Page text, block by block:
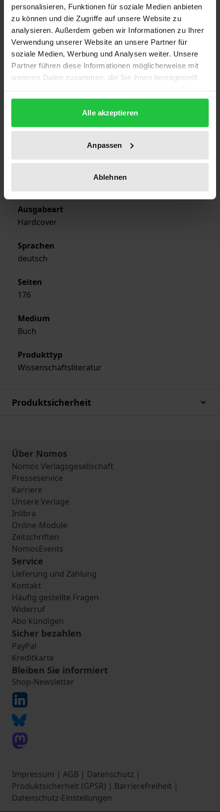
personalisieren, Funktionen für soziale Medien anbieten
zu können und die Zugriffe auf unsere Website zu
analysieren. Außerdem geben wir Informationen zu Ihrer
Verwendung unserer Website an unsere Partner für
soziale Medien, Werbung und Analysen weiter. Unsere
Partner führen diese Informationen möglicherweise mit
weiteren Daten zusammen, die Sie ihnen bereitgestellt
gesammelt haben.
Alle akzeptieren
Anpassen
Ablehnen
ISBN
978-3-89665-217-1
Untertitel
Reprint of the first edition from 1897. Mit einem
neuen Vorwort von Walter Burkert und einer
revidierten Bibliographie von Daniela de Cecco
Erscheinungsdatum
Ausgabeart
Hardcover
Sprachen
deutsch
Seiten
176
Medium
Buch
Produkttyp
Wissenschaftsliteratur
Produktsicherheit
Über Nomos
Nomos Verlagsgesellschaft
Presseservice
Karriere
Unsere Verlage
Inlibra
Online-Module
Zeitschriften
NomosEvents
Service
Lieferung und Zahlung
Kontakt
Häufig gestellte Fragen
Widerruf
Abo kündigen
Sicher bezahlen
PayPal
Kreditkarte
Bleiben Sie informiert
Shop-Newsletter
Impressum | AGB | Datenschutz |
Produktsicherheit (GPSR) | Barrierefreiheit |
Datenschutz-Einstellungen